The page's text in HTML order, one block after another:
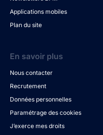
Applications mobiles
Plan du site
En savoir plus
Nous contacter
Recrutement
Données personnelles
Paramétrage des cookies
J’exerce mes droits